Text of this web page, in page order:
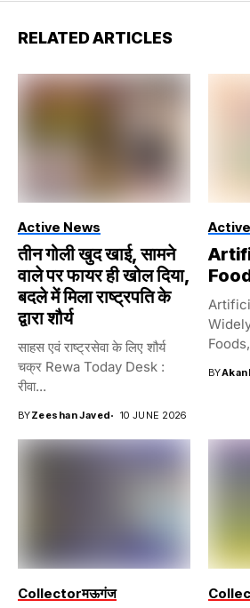
RELATED ARTICLES
Active News
तीन गोली खुद खाई, सामने
वाले पर फायर ही खोल दिया,
बदले में मिला राष्ट्रपति के
द्वारा शौर्य
साहस एवं राष्ट्रसेवा के लिए शौर्य
चक्र Rewa Today Desk :
रीवा...
BYZeeshan Javed 10 JUNE 2026
BY
Collectorमऊगंज